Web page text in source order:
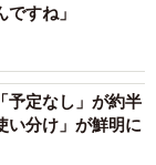
すね」
予定なし」が約半
分け」が鮮明に